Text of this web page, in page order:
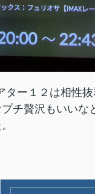
ター１２は相性抜
チ贅沢もいいな